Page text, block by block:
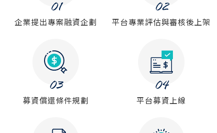
房屋副擔保融資
平台操作
知識專區
平台介紹
企業提出專案融資企劃 平台專業評估與審核後上架
募資償還條件規劃 平台募資上線